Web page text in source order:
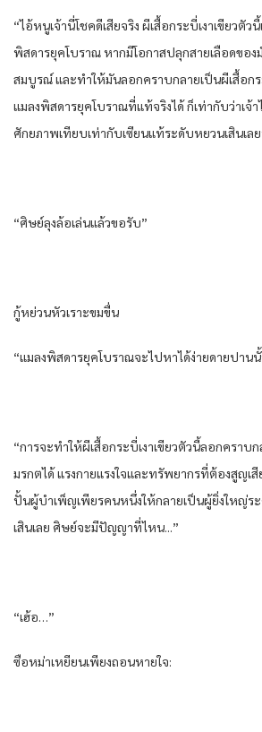
“ไอ้​หนู​เจ้านี่​โชคดี​เสีย​จริง​ ผีเสื้อ​กระบี่​เงาเขียว​ตั
พิสดาร​ยุค​โบราณ​ หาก​มีโอกาส​ปลุก​สายเลือด​ของ​
สมบูรณ์​ และ​ทำให้​มัน​ลอกคราบ​กลายเป็น​ผีเสื้อ​ก
แมลง​พิสดาร​ยุค​โบราณ​ที่​แท้จริง​ได้​ ก็​เท่ากับ​ว่า​เจ้
ศักยภาพ​เทียบ​เท่ากับ​เซียน​แท้​ระดับ​หยวน​เสิน​เลย​
“ศิษย์​ลุง​ล้อเล่น​แล้ว​ขอรับ​”
กู้​หย่วน​หัวเราะ​ขมขื่น​
“แมลง​พิสดาร​ยุค​โบราณ​จะไปหา​ได้​ง่ายดาย​ปาน​นั้
“การ​จะทำให้​ผีเสื้อ​กระบี่​เงาเขียว​ตัว​นี้​ลอกคราบ​
มรกต​ได้​ แรงกาย​แรงใจ​และ​ทรัพยากร​ที่​ต้อง​สูญเ
ปั้น​ผู้บำเพ็ญเพียร​คน​หนึ่ง​ให้​กลายเป็น​ผู้ยิ่งใหญ่​ร
เสิน​เลย​ ศิษย์​จะมีปัญญาที่​ไห​น.​..”
“เฮ้อ​…”
ซือ​หม่า​เหยียน​เพียง​ถอนหายใจ​: